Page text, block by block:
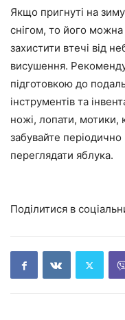
Якщо пригнуті на
снігом, то його
захистити втечі від
висушення.
підготовкою до
інструментів та
ножі, лопати, мотики,
забувайте
переглядати яблука.
Поділитися в